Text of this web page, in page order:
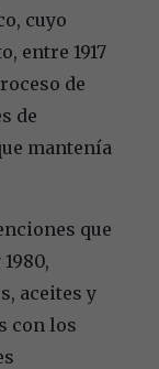
cuyo
entre 1917
de
de
mantenía
que
aceites y
con los